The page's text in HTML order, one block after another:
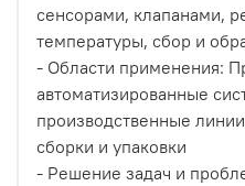
сенсорами, клапанами,
температуры, сбор и
- Области применения:
автоматизированные
производственные
сборки и упаковки
- Решение задач и